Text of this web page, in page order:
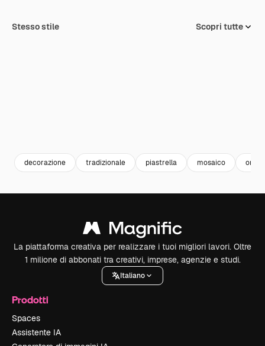
Stesso stile Scopri tutte
decorazione tradizionale piastrella mosaico
La piattaforma creativa per realizzare i tuoi migliori lavori. Oltre
1 milione di abbonati tra creativi, imprese, agenzie e studi.
Italiano
Prodotti
Spaces
Assistente IA